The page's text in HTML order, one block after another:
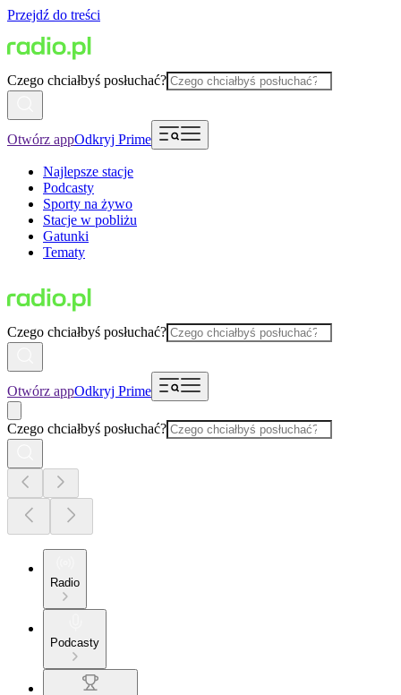
Przejdź do treści
Czego chciałbyś posłuchać?
Otwórz appOdkryj Prime
Najlepsze stacje
Podcasty
Sporty na żywo
Stacje w pobliżu
Gatunki
Tematy
Czego chciałbyś posłuchać?
Otwórz appOdkryj Prime
Czego chciałbyś posłuchać?
Radio
Podcasty